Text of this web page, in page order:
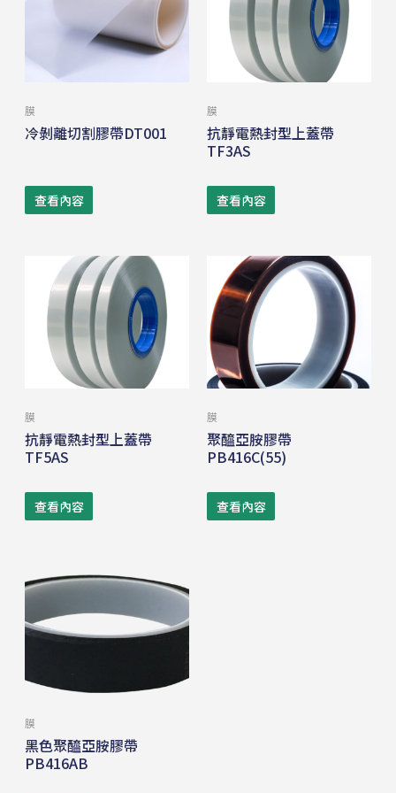
膜
冷剝離切割膠帶DT001
查看內容
膜
抗靜電熱封型上蓋帶
TF3AS
查看內容
膜
抗靜電熱封型上蓋帶
TF5AS
查看內容
膜
聚醯亞胺膠帶
PB416C(55)
查看內容
膜
黑色聚醯亞胺膠帶
PB416AB